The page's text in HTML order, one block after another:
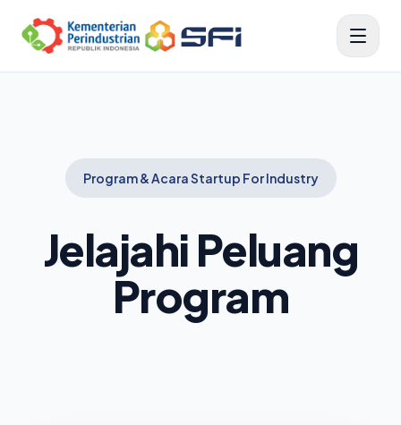
Program & Acara Startup For Industry
Jelajahi Peluang
Program